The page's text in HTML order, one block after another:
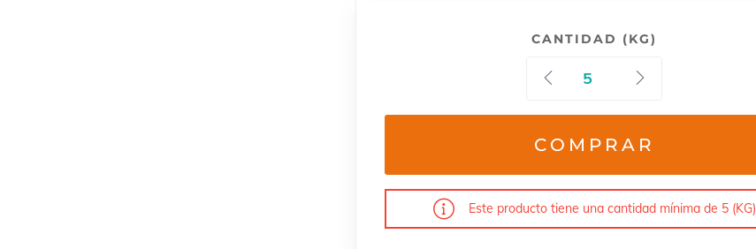
CANTIDAD (KG)
COMPRAR
Este producto tiene una cantidad mínima de 5 (KG)